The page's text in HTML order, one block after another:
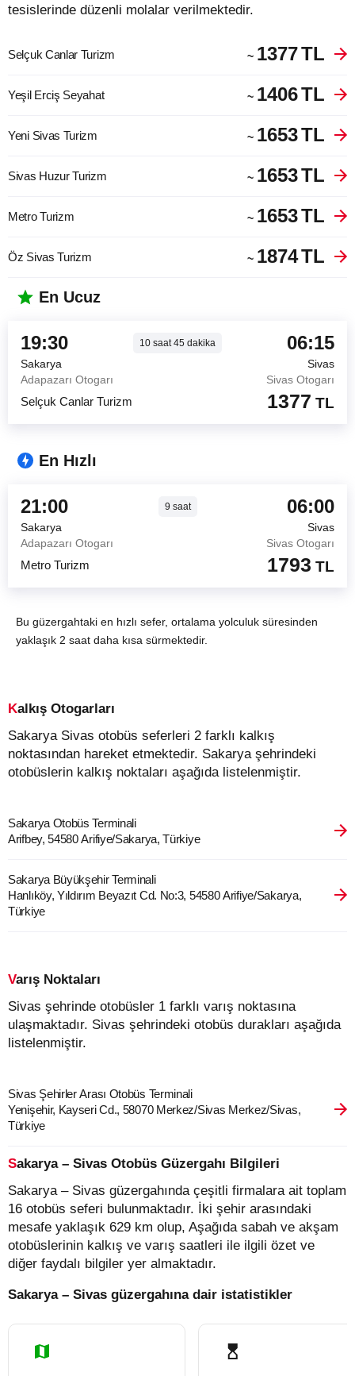
tesislerinde düzenli molalar verilmektedir.
Selçuk Canlar Turizm ~ 1377TL
Yeşil Erciş Seyahat ~ 1406TL
Yeni Sivas Turizm ~ 1653TL
Sivas Huzur Turizm ~ 1653TL
Metro Turizm ~ 1653TL
Öz Sivas Turizm ~ 1874TL
En Ucuz
19:30 10 saat45 dakika 06:15
Sakarya
Sivas
Adapazarı Otogarı
Sivas Otogarı
Selçuk Canlar Turizm 1377 TL
En Hızlı
21:00 9 saat 06:00
Sakarya
Sivas
Adapazarı Otogarı
Sivas Otogarı
Metro Turizm 1793 TL
Bu güzergahtaki en hızlı sefer, ortalama yolculuk süresinden
yaklaşık 2 saat daha kısa sürmektedir.
Kalkış Otogarları
Sakarya Sivas otobüs seferleri 2 farklı kalkış
noktasından hareket etmektedir. Sakarya şehrindeki
otobüslerin kalkış noktaları aşağıda listelenmiştir.
Sakarya Otobüs Terminali
Arifbey, 54580 Arifiye/Sakarya, Türkiye
Sakarya Büyükşehir Terminali
Hanlıköy, Yıldırım Beyazıt Cd. No:3, 54580 Arifiye/Sakarya,
Türkiye
Varış Noktaları
Sivas şehrinde otobüsler 1 farklı varış noktasına
ulaşmaktadır. Sivas şehrindeki otobüs durakları aşağıda
listelenmiştir.
Sivas Şehirler Arası Otobüs Terminali
Yenişehir, Kayseri Cd., 58070 Merkez/Sivas Merkez/Sivas,
Türkiye
Sakarya – Sivas Otobüs Güzergahı Bilgileri
Sakarya – Sivas güzergahında çeşitli firmalara ait toplam
16 otobüs seferi bulunmaktadır. İki şehir arasındaki
mesafe yaklaşık 629 km olup, Aşağıda sabah ve akşam
otobüslerinin kalkış ve varış saatleri ile ilgili özet ve
diğer faydalı bilgiler yer almaktadır.
Sakarya – Sivas güzergahına dair istatistikler